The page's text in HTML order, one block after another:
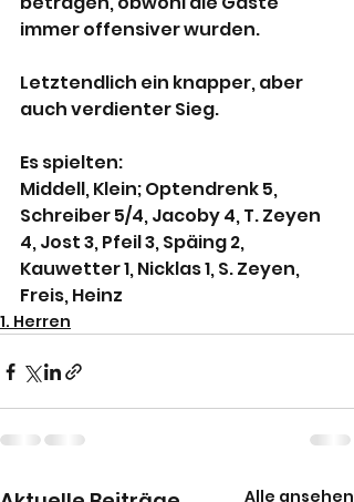
immer offensiver wurden.
Letztendlich ein knapper, aber
auch verdienter Sieg.
Es spielten:
Middell, Klein; Optendrenk 5,
Schreiber 5/4, Jacoby 4, T. Zeyen
4, Jost 3, Pfeil 3, Späing 2,
Kauwetter 1, Nicklas 1, S. Zeyen,
Freis, Heinz
1. Herren
Alle ansehen